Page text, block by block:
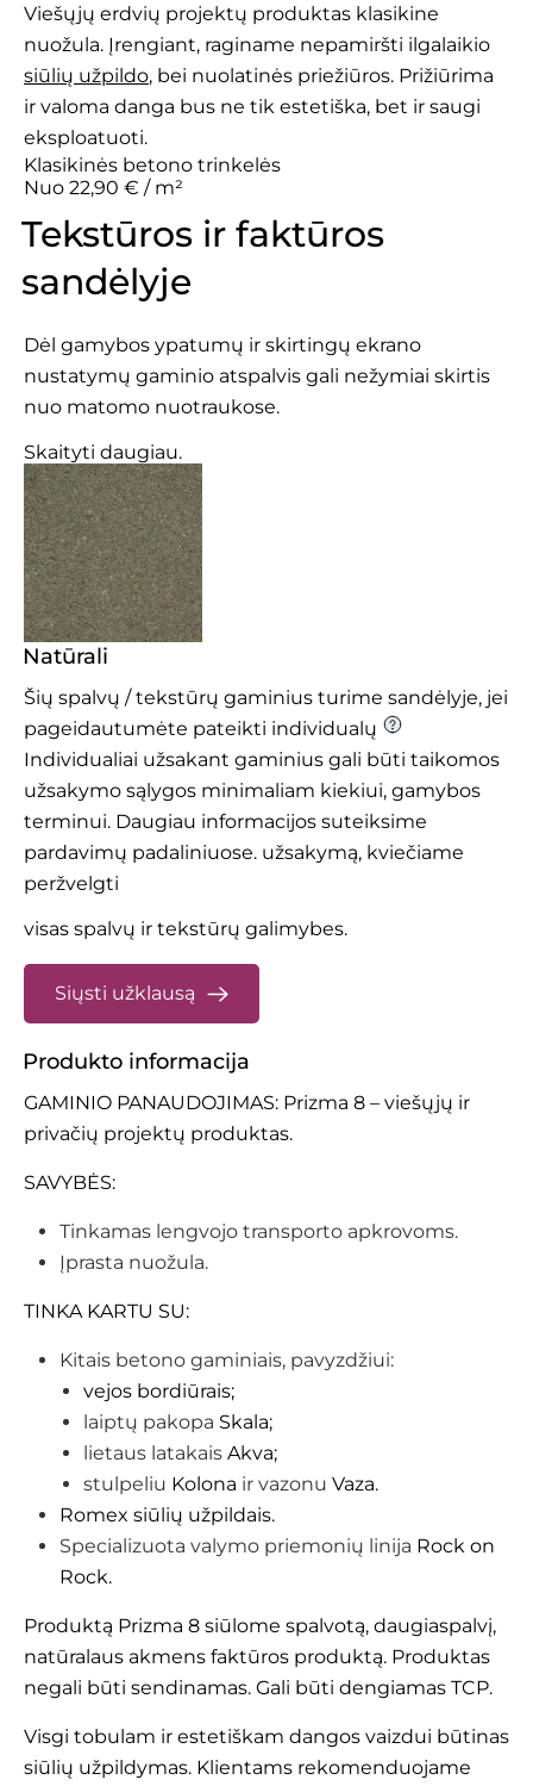
Viešųjų erdvių projektų produktas klasikine
nuožula. Įrengiant, raginame nepamiršti ilgalaikio
siūlių užpildo, bei nuolatinės priežiūros. Prižiūrima
ir valoma danga bus ne tik estetiška, bet ir saugi
eksploatuoti.
Klasikinės betono trinkelės
Nuo 22,90 € / m²
Tekstūros ir faktūros
sandėlyje
Dėl gamybos ypatumų ir skirtingų ekrano
nustatymų gaminio atspalvis gali nežymiai skirtis
nuo matomo nuotraukose.
Skaityti daugiau.
Natūrali
Šių spalvų / tekstūrų gaminius turime sandėlyje, jei
pageidautumėte pateikti individualų
Individualiai užsakant gaminius gali būti taikomos
užsakymo sąlygos minimaliam kiekiui, gamybos
terminui. Daugiau informacijos suteiksime
pardavimų padaliniuose. užsakymą, kviečiame
peržvelgti
visas spalvų ir tekstūrų galimybes.
Siųsti užklausą
Produkto informacija
GAMINIO PANAUDOJIMAS: Prizma 8 – viešųjų ir
privačių projektų produktas.
SAVYBĖS:
Tinkamas lengvojo transporto apkrovoms.
Įprasta nuožula.
TINKA KARTU SU:
Kitais betono gaminiais, pavyzdžiui:
vejos bordiūrais;
laiptų pakopa Skala;
lietaus latakais Akva;
stulpeliu Kolona ir vazonu Vaza.
Romex siūlių užpildais.
Specializuota valymo priemonių linija Rock on
Rock.
Produktą Prizma 8 siūlome spalvotą, daugiaspalvį,
natūralaus akmens faktūros produktą. Produktas
negali būti sendinamas. Gali būti dengiamas TCP.
Visgi tobulam ir estetiškam dangos vaizdui būtinas
siūlių užpildymas. Klientams rekomenduojame